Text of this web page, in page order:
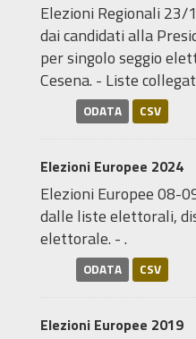
Elezioni Regionali
dai candidati alla
per singolo seggio
Cesena. - Liste
ODATA CSV
Elezioni Europee 2024
Elezioni Europee 08-
dalle liste elettorali,
elettorale. - .
ODATA CSV
Elezioni Europee 2019